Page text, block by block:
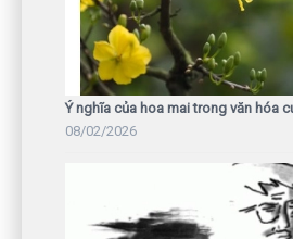
Ý nghĩa của hoa mai trong văn hóa
08/02/2026